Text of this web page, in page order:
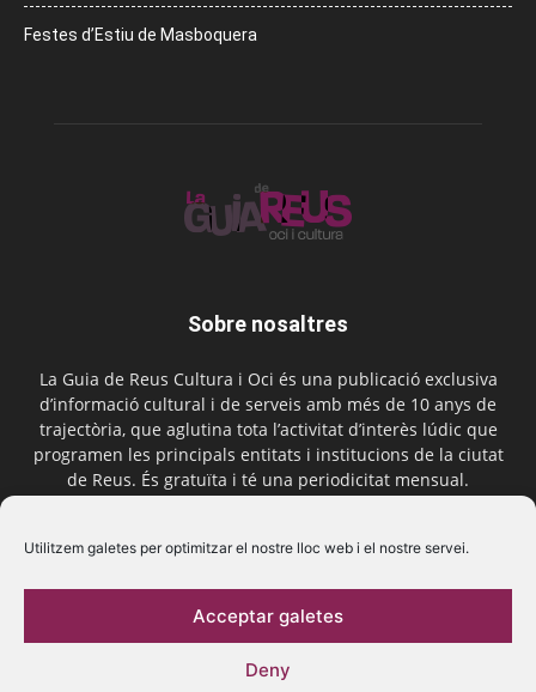
Utilitzem galetes per optimitzar el nostre lloc web i el nostre servei.
Acceptar galetes
Deny
Festes d’Estiu de Masboquera
Sobre nosaltres
La Guia de Reus Cultura i Oci és una publicació exclusiva
d’informació cultural i de serveis amb més de 10 anys de
trajectòria, que aglutina tota l’activitat d’interès lúdic que
programen les principals entitats i institucions de la ciutat
de Reus. És gratuïta i té una periodicitat mensual.
Segueix-nos